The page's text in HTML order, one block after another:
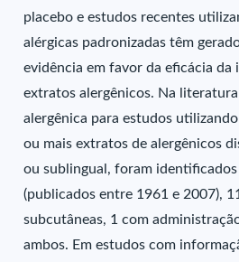
placebo e estudos recentes
alérgicas padronizadas têm
evidência em favor da eficácia da
extratos alergênicos. Na
alergênica para estudos
ou mais extratos de alergênicos
ou sublingual, foram
(publicados entre 1961 e 2007),
subcutâneas, 1 com
ambos. Em estudos com